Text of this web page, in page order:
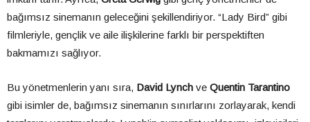
bağımsız sinemanın geleceğini şekillendiriyor. “Lady Bird” gibi
filmleriyle, gençlik ve aile ilişkilerine farklı bir perspektiften
bakmamızı sağlıyor.
Bu yönetmenlerin yanı sıra, David Lynch ve Quentin Tarantino
gibi isimler de, bağımsız sinemanın sınırlarını zorlayarak, kendi